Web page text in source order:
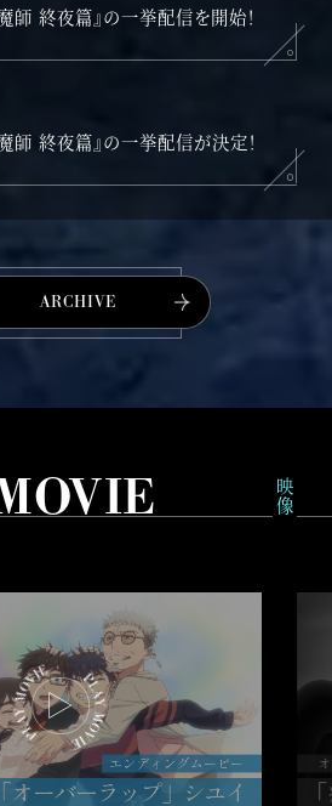
師 終夜篇』の一挙配信を開始！
師 終夜篇』の一挙配信が決定！
ARCHIVE
映像
P
L
A
Y